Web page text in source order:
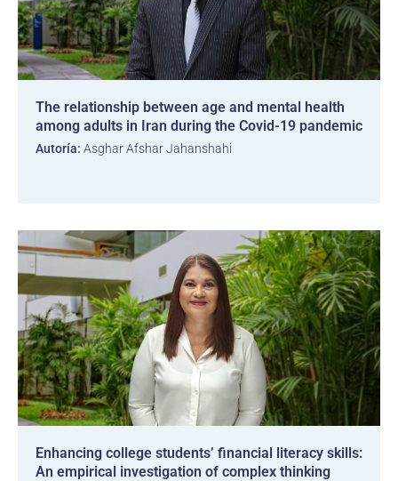
The relationship between age and mental health
among adults in Iran during the Covid-19 pandemic
Autoría: Asghar Afshar Jahanshahi
Enhancing college students’ financial literacy skills:
An empirical investigation of complex thinking